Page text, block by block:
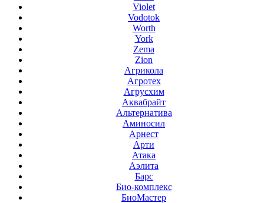
Violet
Vodotok
Worth
York
Zema
Zion
Агрикола
Агротех
Агрусхим
Аквабрайт
Альтернатива
Аминосил
Арнест
Арти
Атака
Аэлита
Барс
Био-комплекс
БиоМастер